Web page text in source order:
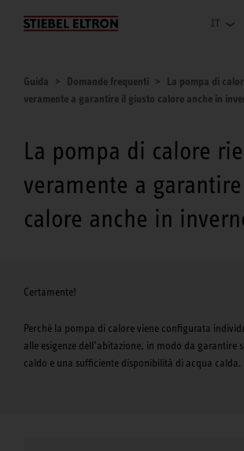
Azienda
Guida Domande frequenti
La pompa di
veramente a garantire il giusto calore anche in
La pompa di calore
veramente a
calore anche in
Certamente!
Perchè la pompa di calore viene configurata
alle esigenze dell’abitazione, in modo da garantire
caldo e una sufficiente disponibilità di acqua calda.